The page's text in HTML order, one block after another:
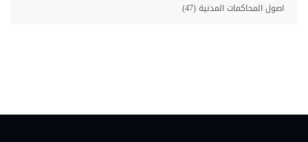
اصول المحاكمات المدنية (47)